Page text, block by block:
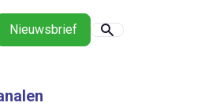
Nieuwsbrief